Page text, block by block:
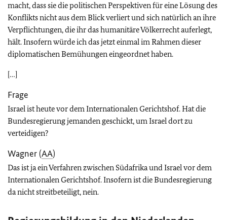
macht, dass sie die politischen Perspektiven für eine Lösung des
Konflikts nicht aus dem Blick verliert und sich natürlich an ihre
Verpflichtungen, die ihr das humanitäre Völkerrecht auferlegt,
hält. Insofern würde ich das jetzt einmal im Rahmen dieser
diplomatischen Bemühungen eingeordnet haben.
[…]
Frage
Israel ist heute vor dem Internationalen Gerichtshof. Hat die
Bundesregierung jemanden geschickt, um Israel dort zu
verteidigen?
Wagner (AA)
Das ist ja ein Verfahren zwischen Südafrika und Israel vor dem
Internationalen Gerichtshof. Insofern ist die Bundesregierung
da nicht streitbeteiligt, nein.